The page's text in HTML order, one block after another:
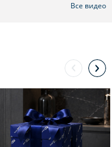
Все видео